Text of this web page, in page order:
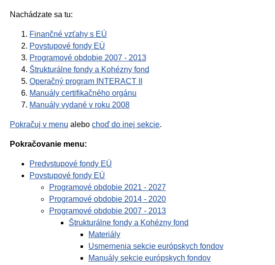
Nachádzate sa tu:
Finančné vzťahy s EÚ
Povstupové fondy EÚ
Programové obdobie 2007 - 2013
Štrukturálne fondy a Kohézny fond
Operačný program INTERACT II
Manuály certifikačného orgánu
Manuály vydané v roku 2008
Pokračuj v menu alebo choď do inej sekcie.
Pokračovanie menu:
Predvstupové fondy EÚ
Povstupové fondy EÚ
Programové obdobie 2021 - 2027
Programové obdobie 2014 - 2020
Programové obdobie 2007 - 2013
Štrukturálne fondy a Kohézny fond
Materiály
Usmernenia sekcie európskych fondov
Manuály sekcie európskych fondov